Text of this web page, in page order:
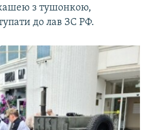
з тушонкою,
до лав ЗС РФ.